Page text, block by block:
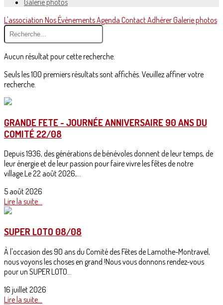
Galerie photos
L'association Nos ÉvènementsAgenda ContactAdhérerGalerie photos
Aucun résultat pour cette recherche.
Seuls les 100 premiers résultats sont affichés. Veuillez affiner votre
recherche.
GRANDE FETE - JOURNÉE ANNIVERSAIRE 90 ANS DU
COMITÉ 22/08
Depuis 1936, des générations de bénévoles donnent de leur temps, de
leur énergie et de leur passion pour faire vivre les fêtes de notre
village.Le 22 août 2026,...
5 août 2026
Lire la suite...
SUPER LOTO 08/08
À l'occasion des 90 ans du Comité des Fêtes de Lamothe-Montravel,
nous voyons les choses en grand !Nous vous donnons rendez-vous
pour un SUPER LOTO...
16 juillet 2026
Lire la suite...